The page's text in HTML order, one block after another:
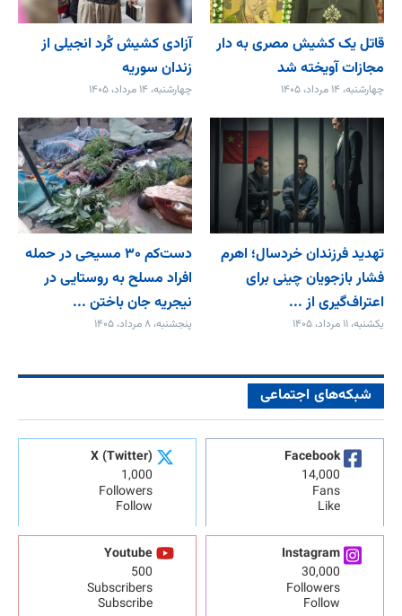
قاتل یک کشیش مصری به دار
مجازات آویخته شد
چهارشنبه، ۱۴ مرداد، ۱۴۰۵
آزادی کشیش کُرد انجیلی از
زندان سوریه
چهارشنبه، ۱۴ مرداد، ۱۴۰۵
تهدید فرزندان خردسال؛ اهرم
فشار بازجویان چینی برای
اعتراف‌گیری از ...
یکشنبه، ۱۱ مرداد، ۱۴۰۵
دست‌کم ۳۰ مسیحی در حمله
افراد مسلح به روستایی در
نیجریه جان باختن ...
پنجشنبه، ۸ مرداد، ۱۴۰۵
شبکه‌های اجتماعی
Facebook
14,000
Fans
Like
X (Twitter)
1,000
Followers
Follow
Instagram
30,000
Followers
Follow
Youtube
500
Subscribers
Subscribe